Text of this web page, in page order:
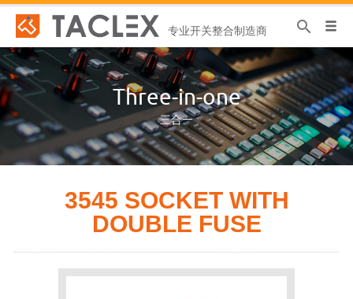
专业开关整合制造商
Three-in-one
三合一
3545 SOCKET WITH
DOUBLE FUSE